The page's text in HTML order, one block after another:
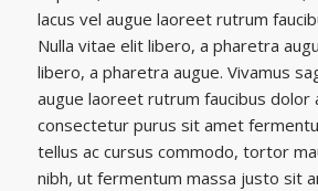
lacus vel augue laoreet rutrum
Nulla vitae elit libero, a pharetra
libero, a pharetra augue. Vivamus
augue laoreet rutrum faucibus dolor
consectetur purus sit amet
tellus ac cursus commodo, tortor
nibh, ut fermentum massa justo sit